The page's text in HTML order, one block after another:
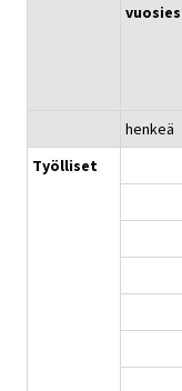
henkeä
Työlliset